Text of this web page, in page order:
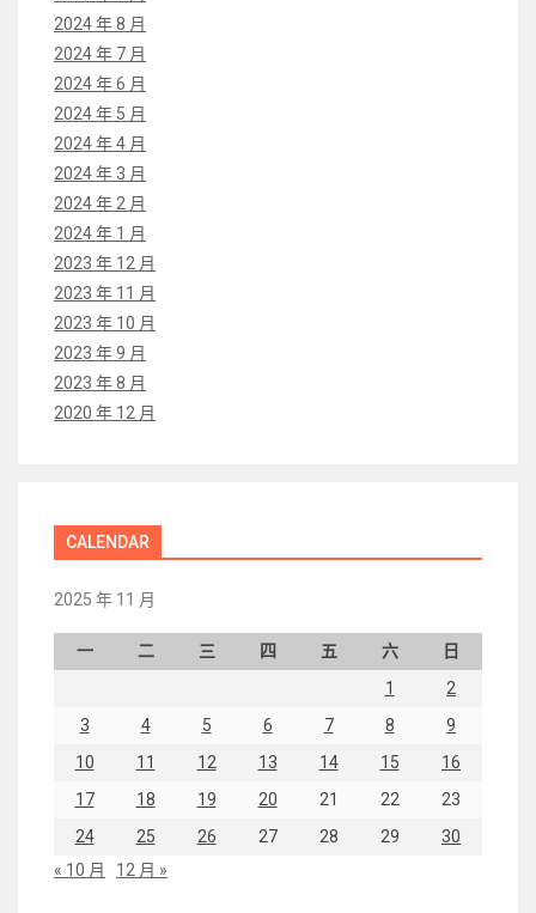
2024 年 8 月
2024 年 7 月
2024 年 6 月
2024 年 5 月
2024 年 4 月
2024 年 3 月
2024 年 2 月
2024 年 1 月
2023 年 12 月
2023 年 11 月
2023 年 10 月
2023 年 9 月
2023 年 8 月
2020 年 12 月
CALENDAR
2025 年 11 月
一 二 三 四 五 六
日
1
2
3
4 5 6 7 8
9
10
11 12 13 14 15
16
17
18 19 20 21 22
23
24
25 26 27 28 29
30
« 10 月
12 月 »